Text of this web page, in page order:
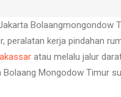
Bolaangmongondow
peralatan kerja pindahan
atau melalu jalur
Bolaang Mongodow Timur